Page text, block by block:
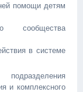
помощи детям
сообщества
в системе
и комплексного